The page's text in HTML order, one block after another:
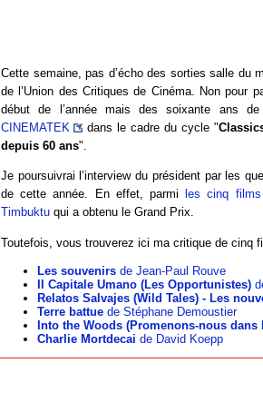
Cette semaine, pas d’écho des sorties salle du
de l’Union des Critiques de Cinéma. Non pour
début de l’année mais des soixante ans
CINEMATEK
dans le cadre du cycle "
depuis 60 ans".
Je poursuivrai l’interview du président par les
de cette année. En effet, parmi
les cinq
Timbuktu qui a obtenu le Grand Prix.
Toutefois, vous trouverez ici ma critique de cinq
Les souvenirs de Jean-Paul Rouve
Il Capitale Umano (Les Opportunistes)
Relatos Salvajes (Wild Tales) - Les
Terre battue de Stéphane Demoustier
Into the Woods (Promenons-nous dans
Charlie Mortdecai de David Koepp